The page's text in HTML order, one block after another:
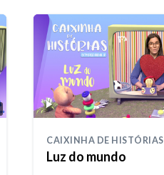
CAIXINHA DE HISTÓRIAS
Luz do mundo